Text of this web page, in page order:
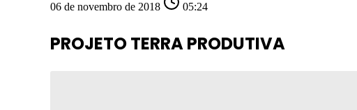
06 de novembro de 2018 05:24
PROJETO TERRA PRODUTIVA